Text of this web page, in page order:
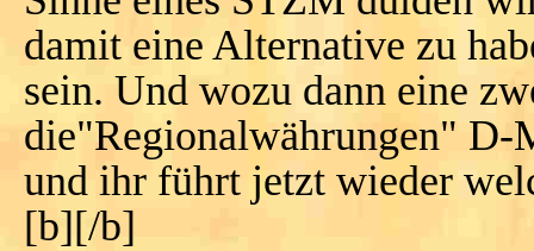
damit eine Alternative zu
sein. Und wozu dann eine
die"Regionalwährungen" D-
und ihr führt jetzt wieder
[b][/b]